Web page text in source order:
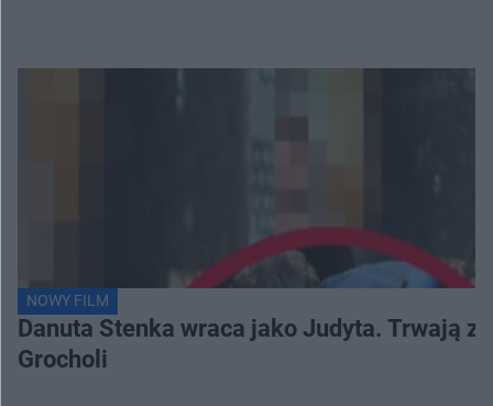
NOWY FILM
Danuta Stenka wraca jako Judyta. Trwają
Grocholi